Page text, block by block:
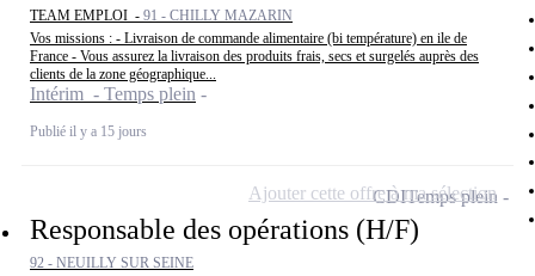
TEAM EMPLOI - 91 - CHILLY MAZARIN
Vos missions : - Livraison de commande alimentaire (bi température) en ile de
France - Vous assurez la livraison des produits frais, secs et surgelés auprès des
clients de la zone géographique...
Intérim - Temps plein
Publié il y a 15 jours
Responsable des opérations (H/F)
92 - NEUILLY SUR SEINE
CDITemps plein
Ajouter cette offre à ma sélection